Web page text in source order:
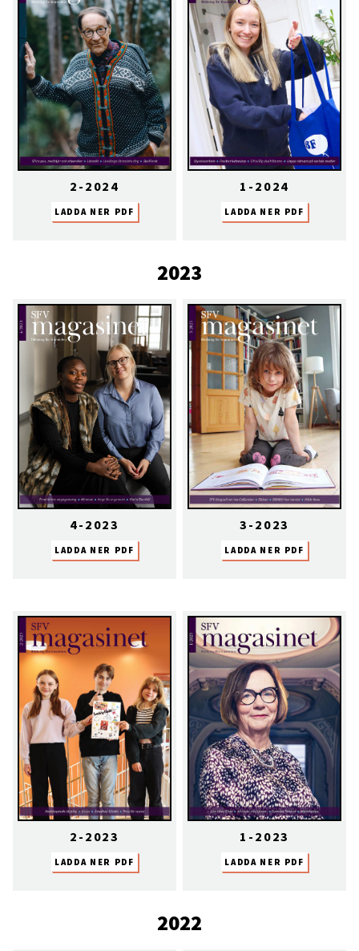
2-2024
LADDA NER PDF
1-2024
LADDA NER PDF
2023
4-2023
LADDA NER PDF
3-2023
LADDA NER PDF
2-2023
LADDA NER PDF
1-2023
LADDA NER PDF
2022